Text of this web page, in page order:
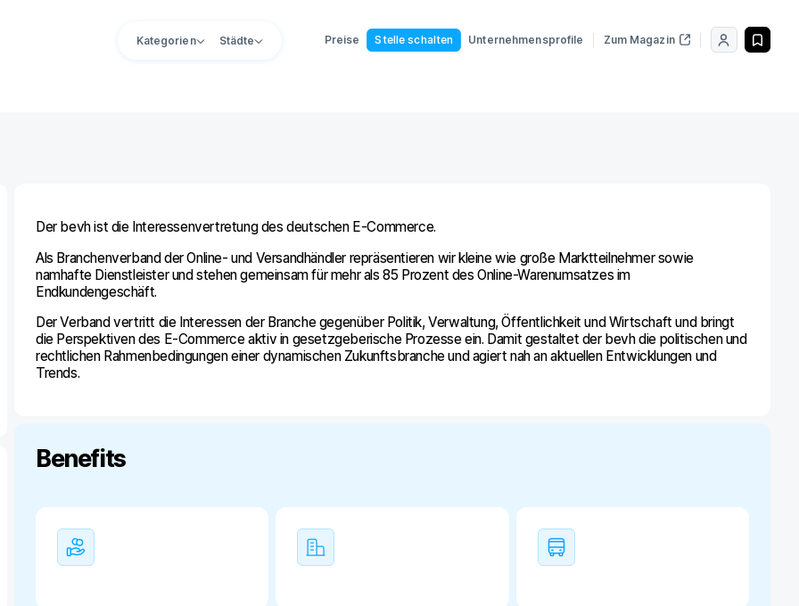
Kategorien Städte Preise Stelle schalten Unternehmensprofile Zum Magazin
Der bevh ist die Interessenvertretung des deutschen E-Commerce.
Als Branchenverband der Online- und Versandhändler repräsentieren wir kleine wie große Marktteilnehmer sowie
namhafte Dienstleister und stehen gemeinsam für mehr als 85 Prozent des Online-Warenumsatzes im
Endkundengeschäft.
Der Verband vertritt die Interessen der Branche gegenüber Politik, Verwaltung, Öffentlichkeit und Wirtschaft und bringt
die Perspektiven des E-Commerce aktiv in gesetzgeberische Prozesse ein. Damit gestaltet der bevh die politischen und
rechtlichen Rahmenbedingungen einer dynamischen Zukunftsbranche und agiert nah an aktuellen Entwicklungen und
Trends.
Benefits